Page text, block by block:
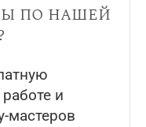
по нашей
и
мастеров